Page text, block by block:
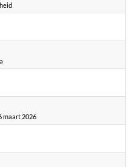
maart 2026